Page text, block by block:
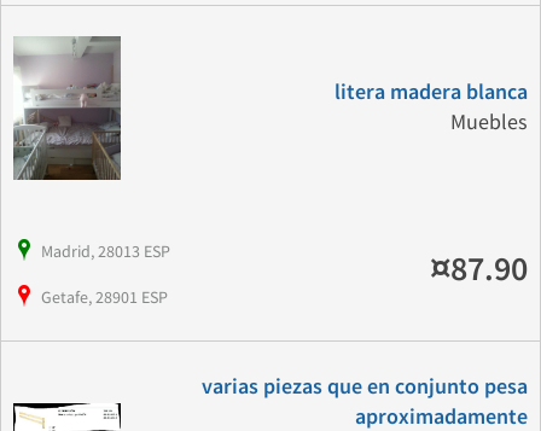
litera madera blanca
Muebles
Madrid, 28013 ESP
Getafe, 28901 ESP
¤87.90
varias piezas que en conjunto pesa
aproximadamente